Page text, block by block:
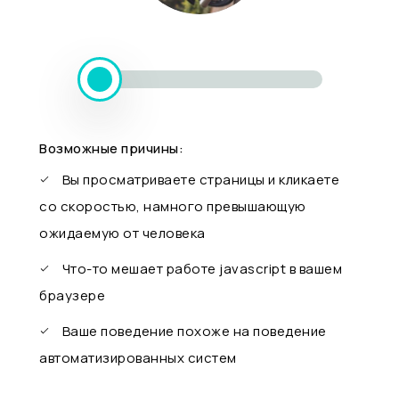
Возможные причины:
Вы просматриваете страницы и кликаете
со скоростью, намного превышающую
ожидаемую от человека
Что-то мешает работе javascript в вашем
браузере
Ваше поведение похоже на поведение
автоматизированных систем